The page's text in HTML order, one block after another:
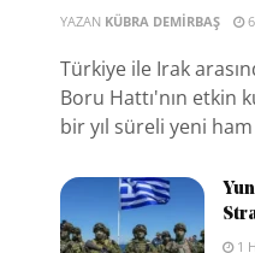
YAZAN KÜBRA DEMIRBAŞ 6
Türkiye ile Irak
Boru Hattı'nın etkin
bir yıl süreli yeni
1